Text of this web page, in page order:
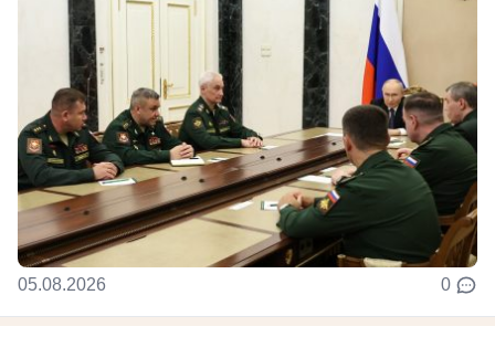
05.08.2026 0